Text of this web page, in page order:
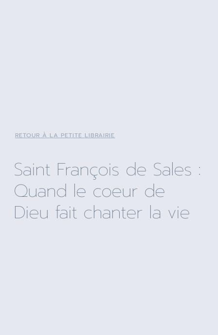
RETOUR À LA PETITE LIBRAIRIE
Saint François de Sales :
Quand le coeur de
Dieu fait chanter la vie